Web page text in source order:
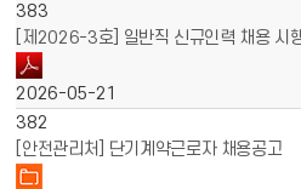
383
[제2026-3호] 일반직 신규인력 채용 시
2026-05-21
382
[안전관리처] 단기계약근로자 채용공고